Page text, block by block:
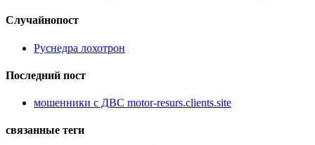
Случайнопост
Руснедра лохотрон
Последний пост
мошенники с ДВС motor-resurs.clients.site
связанные теги